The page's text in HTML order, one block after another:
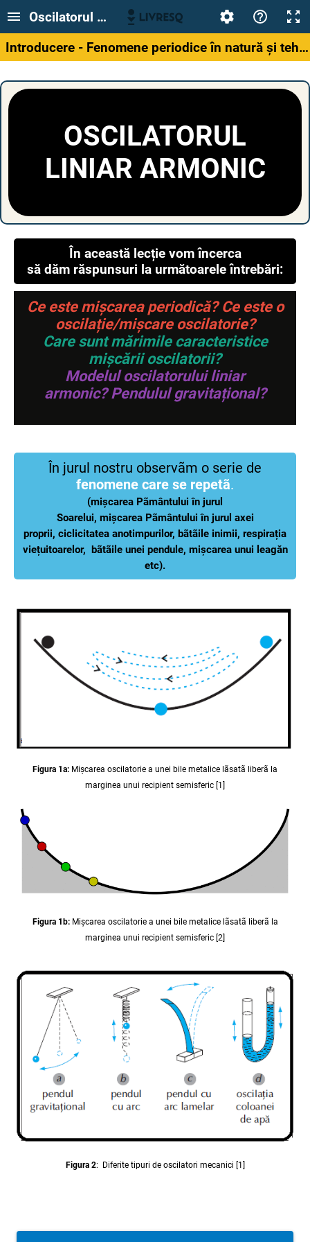
Oscilatorul liniar armonic
Introducere - Fenomene periodice în natură și tehnică
OSCILATORUL
LINIAR ARMONIC
În această lecție vom încerca
să dăm răspunsuri la următoarele întrebări:
Ce este mișcarea periodică? Ce este o
oscilație/mișcare oscilatorie?
Care sunt mărimile caracteristice
mișcării oscilatorii?
Modelul oscilatorului liniar
armonic? Pendulul gravitațional?
În jurul nostru observãm o serie de
fenomene care se repetã.
(mișcarea Pãmântului în jurul
Soarelui, mișcarea Pãmântului în jurul axei
proprii, ciclicitatea anotimpurilor, bãtãile inimii, respirația
viețuitoarelor, bãtãile unei pendule, mișcarea unui leagăn
etc).
Figura 1a: Mișcarea oscilatorie a unei bile metalice lãsatã liberã la
marginea unui recipient semisferic [1]
Figura 1b:Mișcarea oscilatorie a unei bile metalice lãsatã liberã la
marginea unui recipient semisferic [2]
Figura 2: Diferite tipuri de oscilatori mecanici [1]